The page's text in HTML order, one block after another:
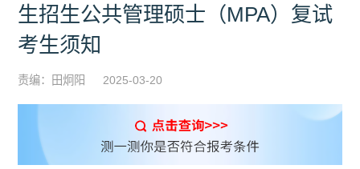
生招生公共管理硕士（MPA）复试
考生须知
责编：田炯阳 2025-03-20